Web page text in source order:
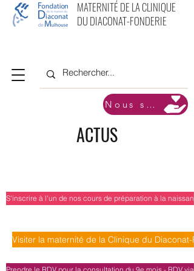
MATERNITÉ DE LA CLINIQUE
DU DIACONAT-FONDERIE
Nous soutenir
ACTUS
S'inscrire à l'un de nos cours de préparation à la
Visiter la maternité de la Clinique du